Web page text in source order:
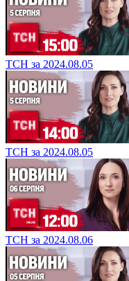
ТСН за 2024.08.05
ТСН за 2024.08.05
ТСН за 2024.08.06